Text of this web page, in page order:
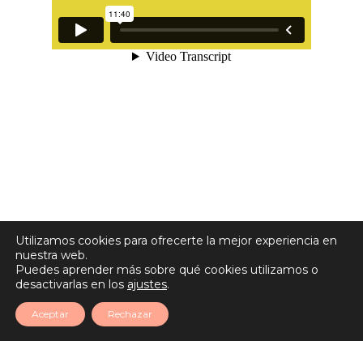
Utilizamos cookies para ofrecerte la mejor experiencia en
nuestra web.
Puedes aprender más sobre qué cookies utilizamos o
desactivarlas en los ajustes.
Aceptar Rechazar